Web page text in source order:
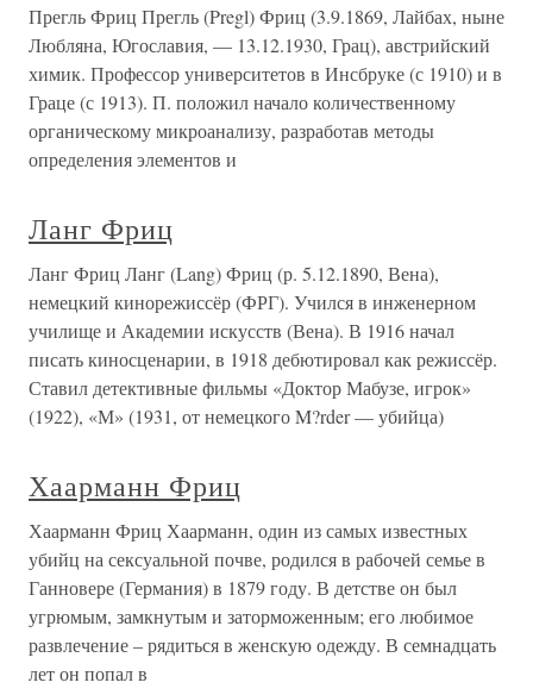
Прегль Фриц Прегль (Pregl) Фриц (3.9.1869, Лайбах, ныне
Любляна, Югославия, — 13.12.1930, Грац), австрийский
химик. Профессор университетов в Инсбруке (с 1910) и в
Граце (с 1913). П. положил начало количественному
органическому микроанализу, разработав методы
определения элементов и
Ланг Фриц
Ланг Фриц Ланг (Lang) Фриц (р. 5.12.1890, Вена),
немецкий кинорежиссёр (ФРГ). Учился в инженерном
училище и Академии искусств (Вена). В 1916 начал
писать киносценарии, в 1918 дебютировал как режиссёр.
Ставил детективные фильмы «Доктор Мабузе, игрок»
(1922), «М» (1931, от немецкого M?rder — убийца)
Хаарманн Фриц
Хаарманн Фриц Хаарманн, один из самых известных
убийц на сексуальной почве, родился в рабочей семье в
Ганновере (Германия) в 1879 году. В детстве он был
угрюмым, замкнутым и заторможенным; его любимое
развлечение – рядиться в женскую одежду. В семнадцать
лет он попал в